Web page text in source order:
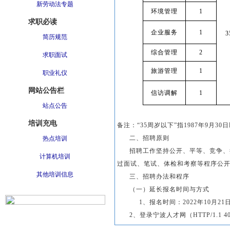
新劳动法专题
求职必读
简历规范
求职面试
职业礼仪
网站公告栏
站点公告
培训充电
热点培训
计算机培训
其他培训信息
环境管理 1
企业服务 1
综合管理 2
旅游管理 1
信访调解 1
备注：“35周岁以下”指1987年9 月 30
二、招聘原则
招聘工作坚持公开、平等、竞争
过面试、笔试、体检和考察等程序公
三、招聘办法和程序
（一）延长报名时间与方式
1 、报名时间： 2022年10 月 21
2、登录宁波人才网（ HTTP/1.1